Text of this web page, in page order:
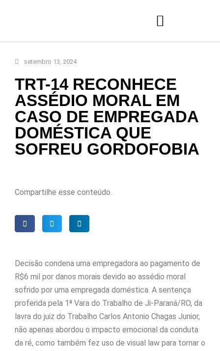
setembro 13, 2024
TRT-14 RECONHECE
ASSÉDIO MORAL EM
CASO DE EMPREGADA
DOMÉSTICA QUE
SOFREU GORDOFOBIA
Compartilhe esse conteúdo.
Decisão condena uma empregadora ao pagamento de
R$6 mil por danos morais devido ao assédio moral
sofrido por uma empregada doméstica. A sentença
proferida pela 1ª Vara do Trabalho de Ji-Paraná/RO, da
lavra do juiz do Trabalho Carlos Antonio Chagas Junior,
não apenas abordou o impacto emocional da conduta
da ré, como também fez uso de visual law para tornar o